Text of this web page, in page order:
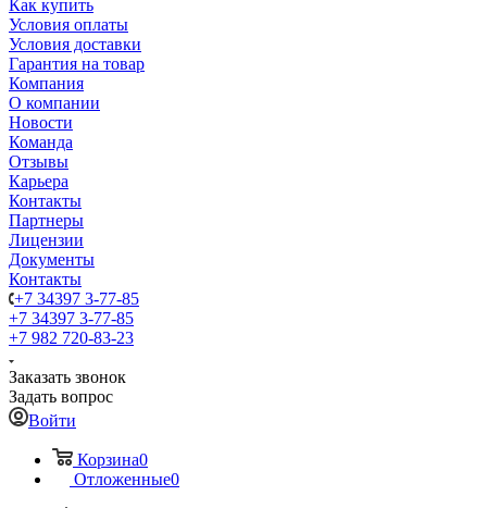
Как купить
Условия оплаты
Условия доставки
Гарантия на товар
Компания
О компании
Новости
Команда
Отзывы
Карьера
Контакты
Партнеры
Лицензии
Документы
Контакты
+7 34397 3-77-85
+7 34397 3-77-85
+7 982 720-83-23
Заказать звонок
Задать вопрос
Войти
Корзина0
Отложенные0